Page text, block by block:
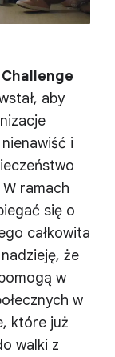
aby
i
ramach
się o
całkowita
że
w
w
które już
walki z